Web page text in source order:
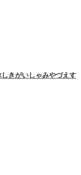
きがいしゃみやづえす